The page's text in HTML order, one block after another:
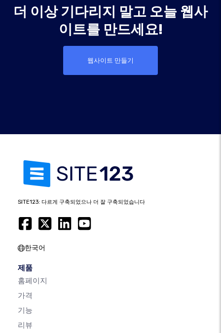
더 이상 기다리지 말고 오늘 웹사
이트를 만드세요!
웹사이트 만들기
SITE123: 다르게 구축되었으나 더 잘 구축되었습니다
한국어
제품
홈페이지
가격
기능
리뷰